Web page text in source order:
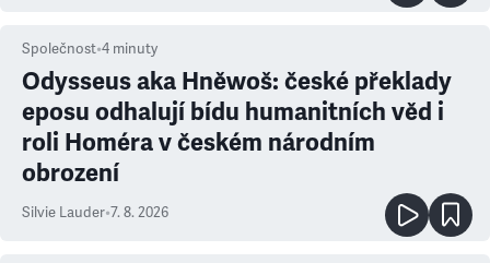
Společnost•4 minuty
Odysseus aka Hněwoš: české překlady
eposu odhalují bídu humanitních věd i
roli Homéra v českém národním
obrození
Silvie Lauder•7. 8. 2026